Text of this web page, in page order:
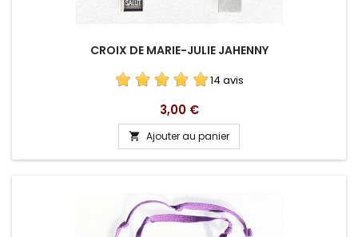
CROIX DE MARIE-JULIE JAHENNY
14 avis
Prix
3,00 €
 Ajouter au panier